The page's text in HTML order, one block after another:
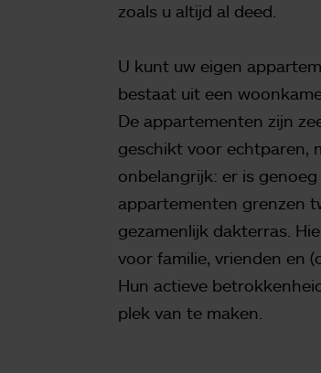
zoals u altijd al deed.
U kunt uw eigen
bestaat uit een
De appartementen zijn
geschikt voor echtparen,
onbelangrijk: er is
appartementen grenzen
gezamenlijk dakterras.
voor familie, vrienden en
Hun actieve
plek van te maken.